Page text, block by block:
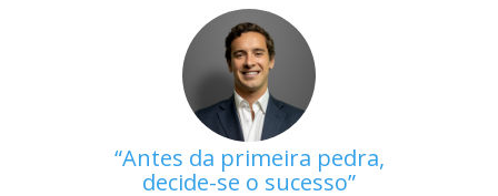
Antes da primeira pedra,
decide-se o sucesso